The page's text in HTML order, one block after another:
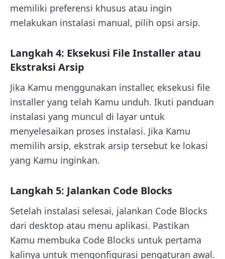
memiliki preferensi khusus atau ingin
melakukan instalasi manual, pilih opsi arsip.
Langkah 4: Eksekusi File Installer atau
Ekstraksi Arsip
Jika Kamu menggunakan installer, eksekusi file
installer yang telah Kamu unduh. Ikuti panduan
instalasi yang muncul di layar untuk
menyelesaikan proses instalasi. Jika Kamu
memilih arsip, ekstrak arsip tersebut ke lokasi
yang Kamu inginkan.
Langkah 5: Jalankan Code Blocks
Setelah instalasi selesai, jalankan Code Blocks
dari desktop atau menu aplikasi. Pastikan
Kamu membuka Code Blocks untuk pertama
kalinya untuk mengonfigurasi pengaturan awal.